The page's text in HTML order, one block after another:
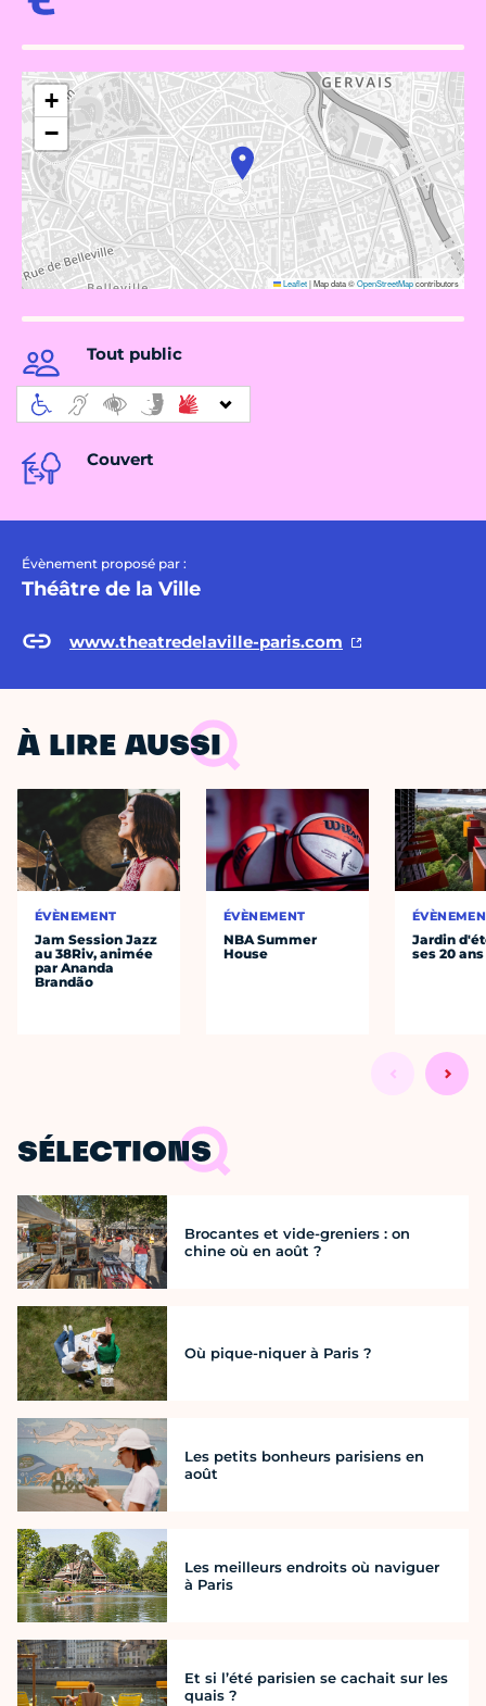
+
−
Leaflet|Map data ©OpenStreetMapcontributors
Tout public
Couvert
Évènement proposé par :
Théâtre de la Ville
www.theatredelaville-paris.com
À LIRE AUSSI
ÉVÈNEMENT
Jam Session Jazz
au 38Riv, animée
par Ananda
Brandão
ÉVÈNEMENT
NBA Summer
House
Jardin
ses 20 ans
SÉLECTIONS
Brocantes et vide-greniers : on
chine où en août ?
Où pique-niquer à Paris ?
Les petits bonheurs parisiens en
août
Les meilleurs endroits où naviguer
à Paris
Et si l’été parisien se cachait sur les
quais ?